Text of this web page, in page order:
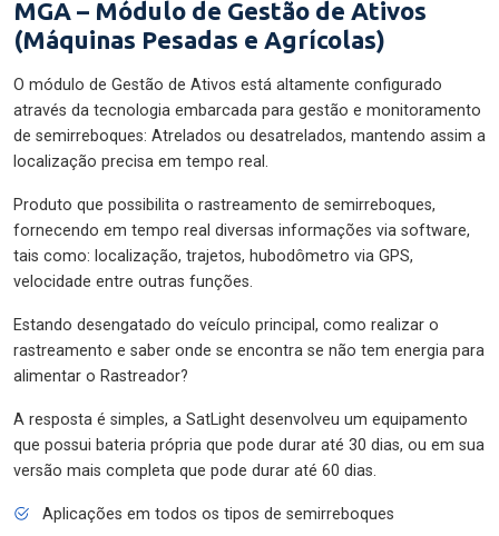
MGA – Módulo de Gestão de Ativos
(Máquinas Pesadas e Agrícolas)
O módulo de Gestão de Ativos está altamente configurado
através da tecnologia embarcada para gestão e monitoramento
de semirreboques: Atrelados ou desatrelados, mantendo assim a
localização precisa em tempo real.
Produto que possibilita o rastreamento de semirreboques,
fornecendo em tempo real diversas informações via software,
tais como: localização, trajetos, hubodômetro via GPS,
velocidade entre outras funções.
Estando desengatado do veículo principal, como realizar o
rastreamento e saber onde se encontra se não tem energia para
alimentar o Rastreador?
A resposta é simples, a SatLight desenvolveu um equipamento
que possui bateria própria que pode durar até 30 dias, ou em sua
versão mais completa que pode durar até 60 dias.
Aplicações em todos os tipos de semirreboques